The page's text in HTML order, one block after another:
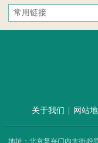
国家民族事务委员会
中央民族大学
中央民族歌舞团
常用链接
中央统战部
关于我们
网站